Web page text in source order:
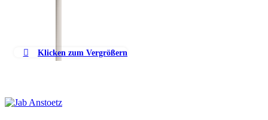
Klicken zum Vergrößern